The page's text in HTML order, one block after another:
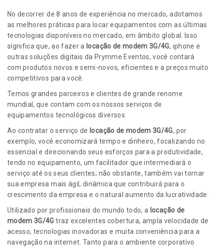
No decorrer de 8 anos de experiência no mercado, adotamos
as melhores práticas para locar equipamentos com as últimas
tecnologias disponíveis no mercado, em âmbito global. Isso
significa que, ao fazer a locação de modem 3G/4G, iphone e
outras soluções digitais da Prymme Eventos, você contará
com produtos novos e semi-novos, eficientes e a preços muito
competitivos para você.
Temos grandes parceiros e clientes de grande renome
mundial, que contam com os nossos serviços de
equipamentos tecnológicos diversos.
Ao contratar o serviço de locação de modem 3G/4G, por
exemplo, você economizará tempo e dinheiro, focalizando no
essencial e direcionando seus esforços para a produtividade,
tendo no equipamento, um facilitador que intermediará o
serviço até os seus clientes; não obstante, também vai tornar
sua empresa mais ágil, dinâmica que contribuirá para o
crescimento da empresa e o natural aumento da lucratividade.
Utilizado por profissionais do mundo todo, a locação de
modem 3G/4G traz excelentes cobertura, ampla velocidade de
acesso, tecnologias inovadoras e muita conveniência para a
navegação na internet. Tanto para o ambiente corporativo